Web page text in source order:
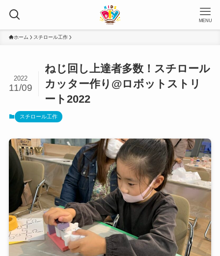
MENU
ホーム スチロール工作
ねじ回し上達者多数！スチロール
カッター作り@ロボットストリ
ート2022
2022
11/09
スチロール工作